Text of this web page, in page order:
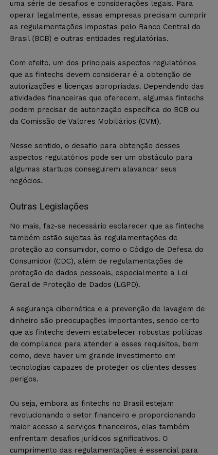
uma série de desafios e considerações legais. Para
operar legalmente, essas empresas precisam cumprir
as regulamentações impostas pelo Banco Central do
Brasil (BCB) e outras entidades regulatórias.
Com efeito, um dos principais aspectos regulatórios
que as fintechs devem considerar é a obtenção de
autorizações e licenças apropriadas. Dependendo das
atividades financeiras que oferecem, algumas fintechs
podem precisar de autorização específica do BCB ou
da Comissão de Valores Mobiliários (CVM).
Nesse sentido, o desafio para obtenção desses
aspectos regulatórios pode ser um obstáculo para
algumas startups conseguirem alavancar seus
negócios.
Outras Legislações
No mais, faz-se necessário esclarecer que as fintechs
também estão sujeitas às regulamentações de
proteção ao consumidor, como o Código de Defesa do
Consumidor (CDC), além de regulamentações de
proteção de dados pessoais, especialmente a Lei
Geral de Proteção de Dados (LGPD).
A segurança cibernética e a prevenção de lavagem de
dinheiro são preocupações importantes, sendo certo
que as fintechs devem estabelecer robustas políticas
de compliance para atender a esses requisitos, bem
como, deve haver um grande investimento em
tecnologias capazes de proteger os clientes desses
perigos.
Ou seja, embora as fintechs no Brasil estejam
revolucionando o setor financeiro e proporcionando
maior acesso a serviços financeiros, elas também
enfrentam desafios jurídicos significativos. O
cumprimento das regulamentações é essencial para